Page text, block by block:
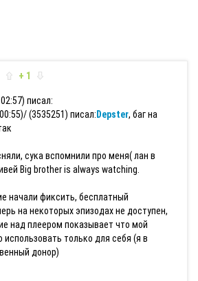
+ 1
писал:
(3535251) писал: Depster, баг на
сука вспомнили про меня( лан в
Big brother is always watching.
начали фиксить, бесплатный
на некоторых эпизодах не доступен,
над плеером показывает что мой
использовать только для себя (я в
донор)